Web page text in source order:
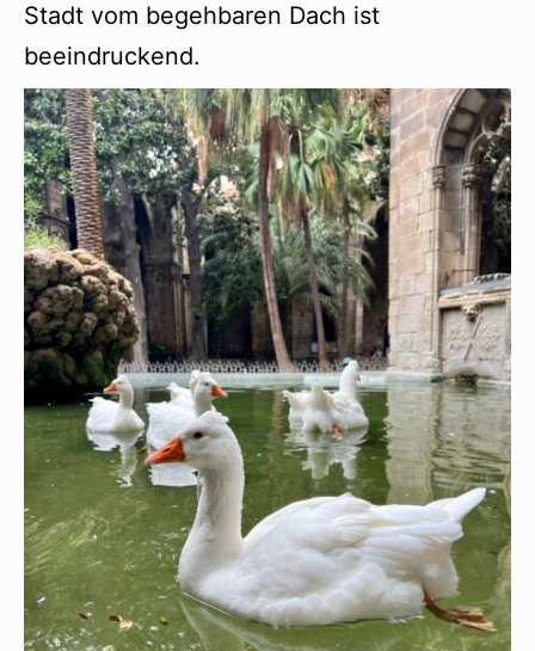
Stadt vom begehbaren Dach ist
beeindruckend.